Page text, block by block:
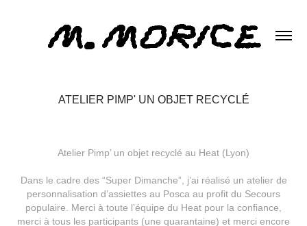
ATELIER PIMP' UN OBJET RECYCLÉ
Atelier Pimp’ un objet recyclé au Heat (Lyon)
Dans le cadre des “Super Dimanche”, j’ai réalisé un atelier de
personnalisation d’assiettes au Posca au profit du Secours
populaire. Merci à toute l’équipe du Heat pour la confiance,
merci à tous les participants (une quarantaine) et merci encore